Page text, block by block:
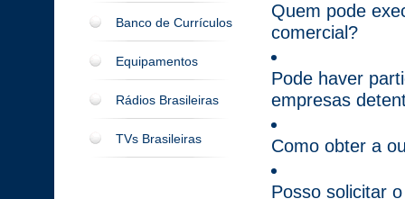
Banco de Currículos
Equipamentos
Rádios Brasileiras
TVs Brasileiras
Quem pode
comercial?
Pode haver
empresas
Como obter a
Posso solicitar